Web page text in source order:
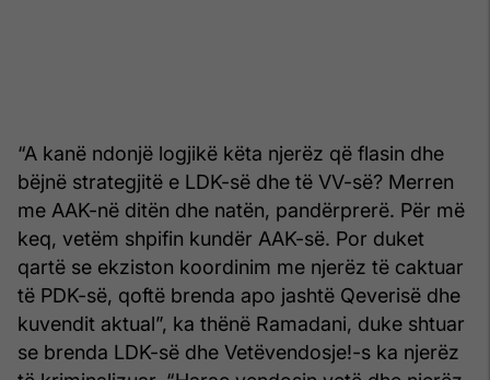
“A kanë ndonjë logjikë këta njerëz që flasin dhe
bëjnë strategjitë e LDK-së dhe të VV-së? Merren
me AAK-në ditën dhe natën, pandërprerë. Për më
keq, vetëm shpifin kundër AAK-së. Por duket
qartë se ekziston koordinim me njerëz të caktuar
të PDK-së, qoftë brenda apo jashtë Qeverisë dhe
kuvendit aktual”, ka thënë Ramadani, duke shtuar
se brenda LDK-së dhe Vetëvendosje!-s ka njerëz